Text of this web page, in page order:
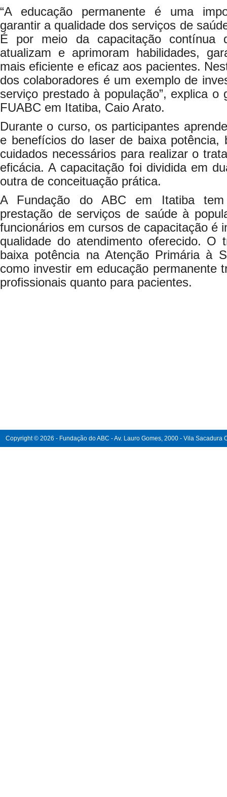
“A educação permanente é uma
garantir a qualidade dos serviços de
É por meio da capacitação contínua
atualizam e aprimoram habilidades,
mais eficiente e eficaz aos pacientes.
dos colaboradores é um exemplo de
serviço prestado à população”, explica o
FUABC em Itatiba, Caio Arato.
Durante o curso, os participantes
e benefícios do laser de baixa potência,
cuidados necessários para realizar o
eficácia. A capacitação foi dividida em
outra de conceituação prática.
A Fundação do ABC em Itatiba tem
prestação de serviços de saúde à
funcionários em cursos de capacitação é
qualidade do atendimento oferecido. O
baixa potência na Atenção Primária à
como investir em educação permanente
profissionais quanto para pacientes.
Copyright © 2026 - Fundação do ABC - Av. Lauro Gomes, 2000 - Vila